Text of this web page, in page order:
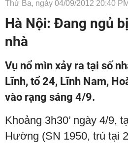
Thứ Ba, ngày 04/09/2012 20:40 PM
Hà Nội: Đang ngủ
nhà
Vụ nổ mìn xảy ra tại số
Lĩnh, tổ 24, Lĩnh Nam,
vào rạng sáng 4/9.
Khoảng 3h30’ ngày 4/9,
Hường (SN 1950, trú tại